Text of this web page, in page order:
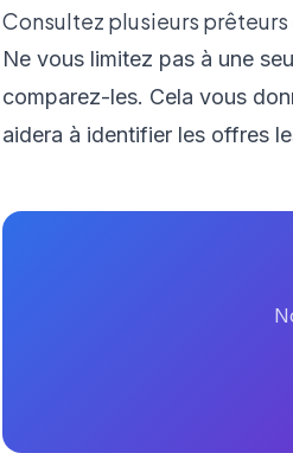
Consultez plusieurs
Ne vous limitez pas à une
comparez-les. Cela vous
aidera à identifier les offres